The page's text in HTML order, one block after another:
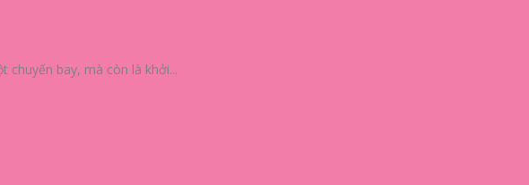
chuyến bay, mà còn là khởi...